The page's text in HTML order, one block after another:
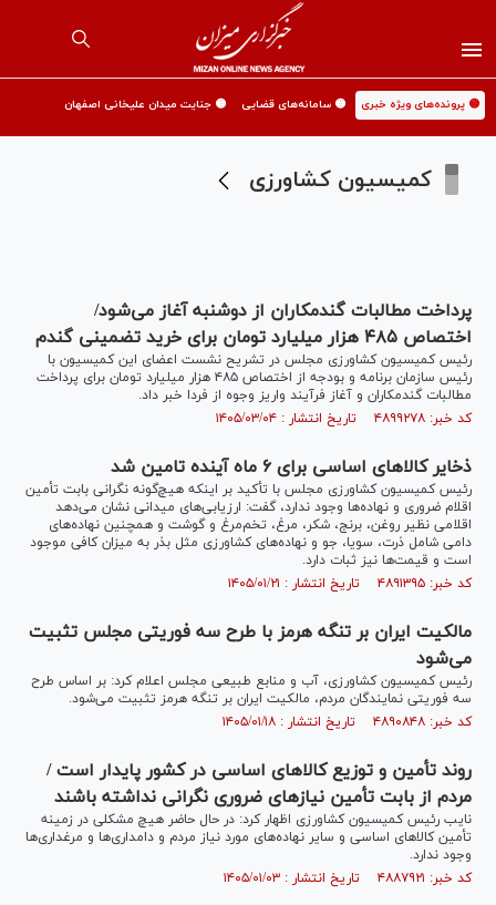
🟡 پرونده‌های ویژه خبری 🟡 سامانه‌های قضایی 🟡 جنایت میدان علیخانی اصفهان
کمیسیون کشاورزی
پرداخت مطالبات گندمکاران از دوشنبه آغاز می‌شود/
اختصاص ۴۸۵ هزار میلیارد تومان برای خرید تضمینی گندم
رئیس کمیسیون کشاورزی مجلس در تشریح نشست اعضای این کمیسیون با
رئیس سازمان برنامه و بودجه از اختصاص ۴۸۵ هزار میلیارد تومان برای پرداخت
مطالبات گندمکاران و آغاز فرآیند واریز وجوه از فردا خبر داد.
کد خبر: ۴۸۹۹۲۷۸ تاریخ انتشار : ۱۴۰۵/۰۳/۰۴
ذخایر کالا‌های اساسی برای ۶ ماه آینده تامین شد
رئیس کمیسیون کشاورزی مجلس با تأکید بر اینکه هیچ‌گونه نگرانی بابت تأمین
اقلام ضروری و نهاده‌ها وجود ندارد، گفت: ارزیابی‌های میدانی نشان می‌دهد
اقلامی نظیر روغن، برنج، شکر، مرغ، تخم‌مرغ و گوشت و همچنین نهاده‌های
دامی شامل ذرت، سویا، جو و نهاده‌های کشاورزی مثل بذر به میزان کافی موجود
است و قیمت‌ها نیز ثبات دارد.
کد خبر: ۴۸۹۱۳۹۵ تاریخ انتشار : ۱۴۰۵/۰۱/۲۱
مالکیت ایران بر تنگه هرمز با طرح سه فوریتی مجلس تثبیت
می‌شود
رئیس کمیسیون کشاورزی، آب و منابع طبیعی مجلس اعلام کرد: بر اساس طرح
سه فوریتی نمایندگان مردم، مالکیت ایران بر تنگه هرمز تثبیت می‌شود.
کد خبر: ۴۸۹۰۸۴۸ تاریخ انتشار : ۱۴۰۵/۰۱/۱۸
روند تأمین و توزیع کالا‌های اساسی در کشور پایدار است /
مردم از بابت تأمین نیاز‌های ضروری نگرانی نداشته باشند
نایب رئیس کمیسیون کشاورزی اظهار کرد: در حال حاضر هیچ مشکلی در زمینه
تأمین کالا‌های اساسی و سایر نهاده‌های مورد نیاز مردم و دامداری‌ها و مرغداری‌ها
وجود ندارد.
کد خبر: ۴۸۸۷۹۲۱ تاریخ انتشار : ۱۴۰۵/۰۱/۰۳